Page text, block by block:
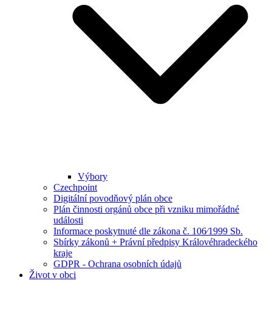
Výbory
Czechpoint
Digitální povodňový plán obce
Plán činnosti orgánů obce při vzniku mimořádné
události
Informace poskytnuté dle zákona č. 106⁄1999 Sb.
Sbírky zákonů + Právní předpisy Královéhradeckého
kraje
GDPR - Ochrana osobních údajů
Život v obci